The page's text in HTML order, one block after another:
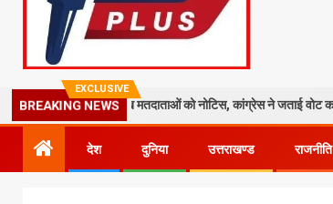
EXCLUSIVE
BREAKING NEWS
19 लाख मतदाताओं को नोटिस, कांग्रेस ने जताई वोट कटने की आशंका
देश दुनिया उत्तराखण्ड राजनीति